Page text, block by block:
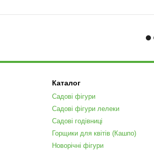
Каталог
Садові фігури
Садові фігури лелеки
Садові годівниці
Горщики для квітів (Кашпо)
Новорічні фігури